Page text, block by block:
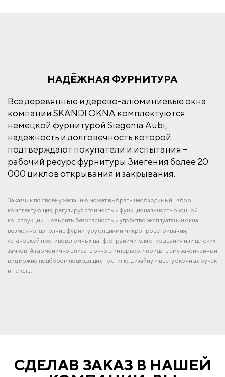
НАДЁЖНАЯ ФУРНИТУРА
Все деревянные и дерево-алюминиевые окна
компании SKANDI OKNA комплектуются
немецкой фурнитурой Siegenia Aubi,
надежность и долговечность которой
подтверждают покупатели и испытания –
рабочий ресурс фурнитуры Зиегения более 20
000 циклов открывания и закрывания.
Заказчик по своему желанию может выбрать необходимый набор
комплектующих, регулируя стоимость и функциональность оконной
конструкции. Повысить безопасность и удобство эксплуатации окна
возможно, дополнив фурнитуру опциями микропроветривания,
установкой противовзломных цапф, ограничителя открывания или детских
замков. А гармонично вписать окно в интерьер и придать ему законченный
вид можно подбором подходящих по стилю, дизайну и цвету оконных ручек
и петель.
СДЕЛАВ ЗАКАЗ В НАШЕЙ